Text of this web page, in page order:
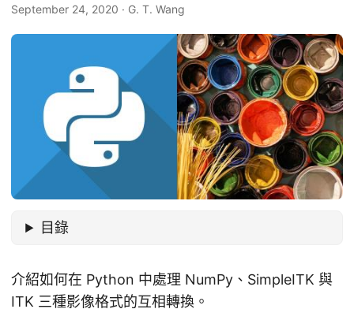
September 24, 2020 · G. T. Wang
目錄
介紹如何在 Python 中處理 NumPy、SimpleITK 與
ITK 三種影像格式的互相轉換。